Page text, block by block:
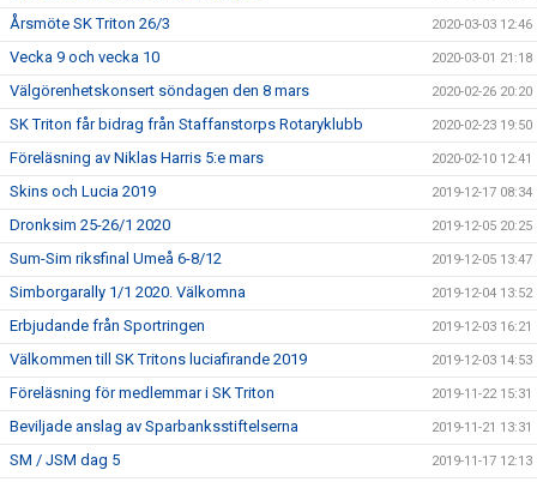
Årsmöte SK Triton 26/3 2020-03-03 12:46
Vecka 9 och vecka 10 2020-03-01 21:18
Välgörenhetskonsert söndagen den 8 mars 2020-02-26 20:20
SK Triton får bidrag från Staffanstorps Rotaryklubb 2020-02-23 19:50
Föreläsning av Niklas Harris 5:e mars 2020-02-10 12:41
Skins och Lucia 2019 2019-12-17 08:34
Dronksim 25-26/1 2020 2019-12-05 20:25
Sum-Sim riksfinal Umeå 6-8/12 2019-12-05 13:47
Simborgarally 1/1 2020. Välkomna 2019-12-04 13:52
Erbjudande från Sportringen 2019-12-03 16:21
Välkommen till SK Tritons luciafirande 2019 2019-12-03 14:53
Föreläsning för medlemmar i SK Triton 2019-11-22 15:31
Beviljade anslag av Sparbanksstiftelserna 2019-11-21 13:31
SM / JSM dag 5 2019-11-17 12:13